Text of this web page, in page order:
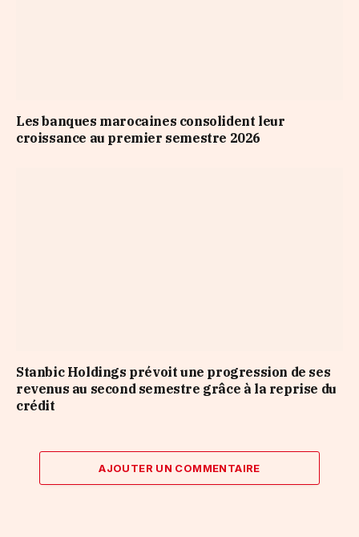
Les banques marocaines consolident leur
croissance au premier semestre 2026
Stanbic Holdings prévoit une progression de ses
revenus au second semestre grâce à la reprise du
crédit
AJOUTER UN COMMENTAIRE